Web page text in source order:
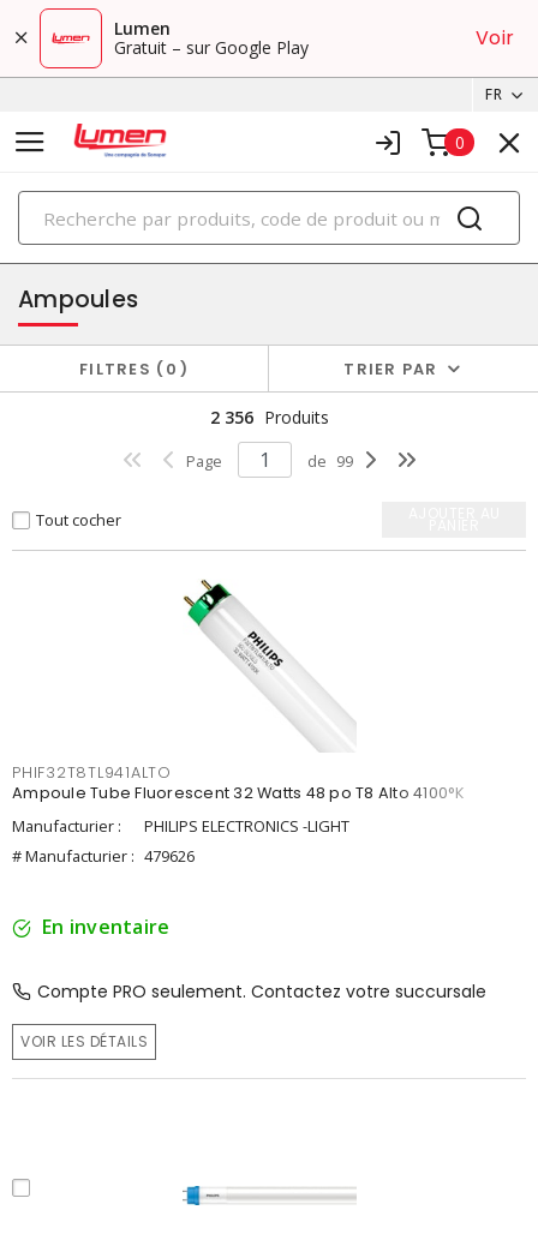
Lumen
Gratuit – sur Google Play
Voir
FR
0
PRODUITS
éclairage
Ampoules
FILTRES 0 TRIER PAR
2 356 Produits
Page de 99
Tout cocher
PHIF32T8TL941ALTO
Ampoule Tube Fluorescent 32 Watts 48 po T8 Alto 4100°K
Manufacturier :
PHILIPS ELECTRONICS -LIGHT
# Manufacturier : 479626
En inventaire
Compte PRO seulement. Contactez votre succursale
VOIR LES DÉTAILS